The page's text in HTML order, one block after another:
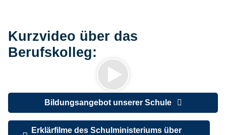
Kurzvideo über das
Berufskolleg:
Bildungsangebot unserer Schule
Erklärfilme des Schulministeriums über